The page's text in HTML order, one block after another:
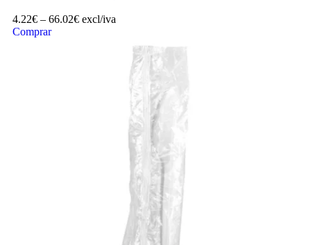
4.22€ – 66.02€ excl/iva
Comprar